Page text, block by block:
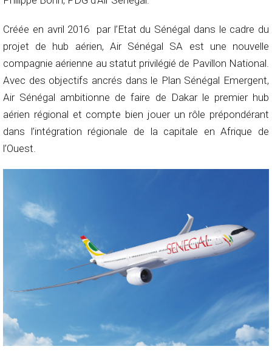
Créée en avril 2016 par l’Etat du Sénégal dans le cadre du
projet de hub aérien, Air Sénégal SA est une nouvelle
compagnie aérienne au statut privilégié de Pavillon National.
Avec des objectifs ancrés dans le Plan Sénégal Emergent,
Air Sénégal ambitionne de faire de Dakar le premier hub
aérien régional et compte bien jouer un rôle prépondérant
dans l’intégration régionale de la capitale en Afrique de
l’Ouest.